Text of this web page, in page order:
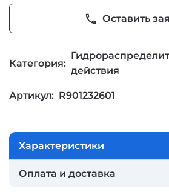
phone Оставить
Категория:
действия
Артикул: R901232601
Характеристики
Оплата и доставка